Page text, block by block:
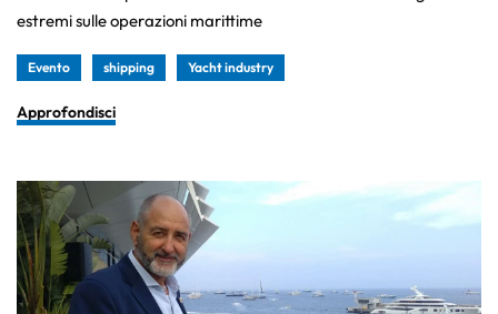
estremi sulle operazioni marittime
Evento shipping Yacht industry
Approfondisci